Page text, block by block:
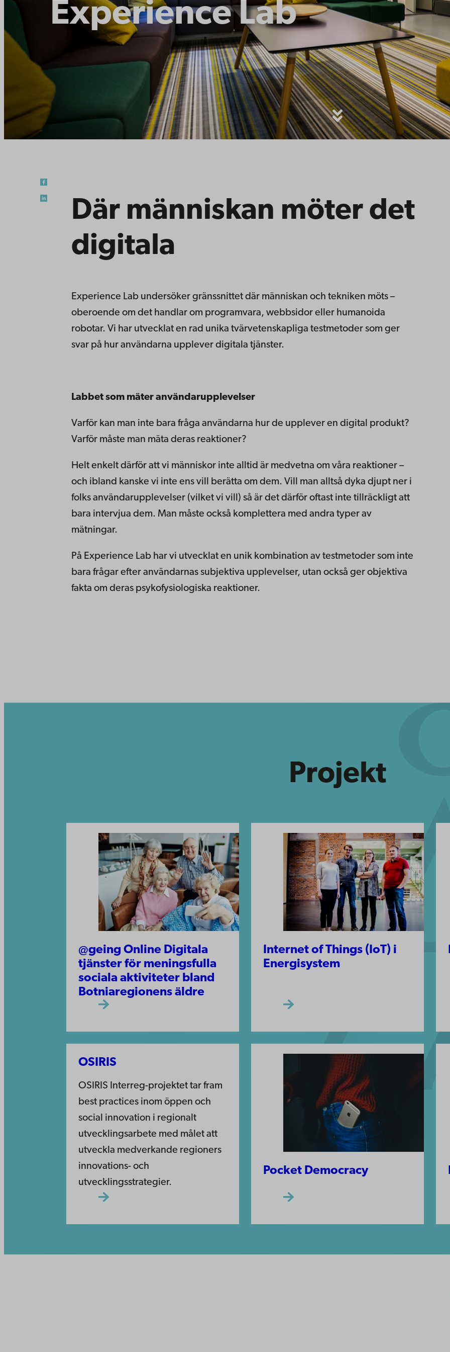
Experience Lab
Där människan möter det
digitala
Experience Lab undersöker gränssnittet där människan och tekniken möts –
oberoende om det handlar om programvara, webbsidor eller humanoida
robotar. Vi har utvecklat en rad unika tvärvetenskapliga testmetoder som ger
svar på hur användarna upplever digitala tjänster.
Labbet som mäter användarupplevelser
Varför kan man inte bara fråga användarna hur de upplever en digital produkt?
Varför måste man mäta deras reaktioner?
Helt enkelt därför att vi människor inte alltid är medvetna om våra reaktioner –
och ibland kanske vi inte ens vill berätta om dem. Vill man alltså dyka djupt ner i
folks användarupplevelser (vilket vi vill) så är det därför oftast inte tillräckligt att
bara intervjua dem. Man måste också komplettera med andra typer av
mätningar.
På Experience Lab har vi utvecklat en unik kombination av testmetoder som inte
bara frågar efter användarnas subjektiva upplevelser, utan också ger objektiva
fakta om deras psykofysiologiska reaktioner.
Projekt
@geing Online Digitala
tjänster för meningsfulla
sociala aktiviteter bland
Botniaregionens äldre
Internet of Things (IoT) i
Energisystem
OSIRIS
OSIRIS Interreg-projektet tar fram
best practices inom öppen och
social innovation i regionalt
utvecklingsarbete med målet att
utveckla medverkande regioners
innovations- och
utvecklingsstrategier.
Pocket Democracy